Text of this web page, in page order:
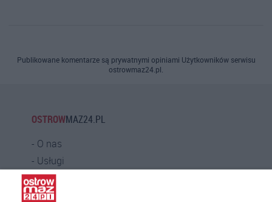
Publikowane komentarze są prywatnymi opiniami Użytkowników serwisu
ostrowmaz24.pl.
OSTROWMAZ24.PL
O nas
Usługi
Praca
Warunki korzystania